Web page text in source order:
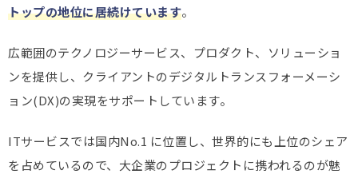
トップの地位に居続けています。
広範囲のテクノロジーサービス、プロダクト、ソリューショ
ンを提供し、クライアントのデジタルトランスフォーメーシ
ョン(DX)の実現をサポートしています。
ITサービスでは国内No.1 に位置し、世界的にも上位のシェア
を占めているので、大企業のプロジェクトに携われるのが魅